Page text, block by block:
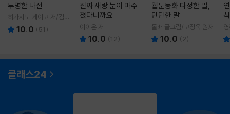
투명한 나선
히가시노 게이고 저/김선
영 역10.0 (51 )
진짜 새랑 눈이 마주
쳤다니까요
이이은 저
10.0 (12)
웹툰동화 다정한 말,
단단한 말
돌배 글그림/고정욱 원저
10.0 ( 2)
칙
클래스24